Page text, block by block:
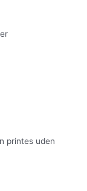
printes uden